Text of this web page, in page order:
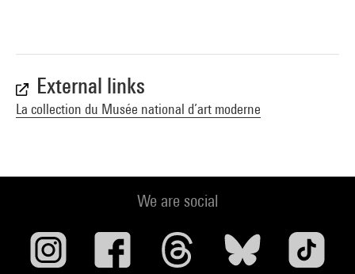
External links
La collection du Musée national d’art moderne
We are social